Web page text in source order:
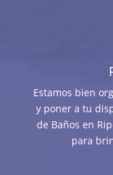
Estamos bien
y poner a tu
de Baños en
para